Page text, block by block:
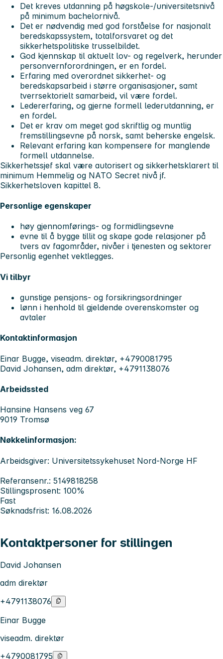
Det kreves utdanning på høgskole-/universitetsnivå
på minimum bachelornivå.
Det er nødvendig med god forståelse for nasjonalt
beredskapssystem, totalforsvaret og det
sikkerhetspolitiske trusselbildet.
God kjennskap til aktuelt lov- og regelverk, herunder
personvernforordningen, er en fordel.
Erfaring med overordnet sikkerhet- og
beredskapsarbeid i større organisasjoner, samt
tverrsektorielt samarbeid, vil være fordel.
Ledererfaring, og gjerne formell lederutdanning, er
en fordel.
Det er krav om meget god skriftlig og muntlig
fremstillingsevne på norsk, samt beherske engelsk.
Relevant erfaring kan kompensere for manglende
formell utdannelse.
Sikkerhetssjef skal være autorisert og sikkerhetsklarert til
minimum Hemmelig og NATO Secret nivå jf.
Sikkerhetsloven kapittel 8.
Personlige egenskaper
høy gjennomførings- og formidlingsevne
evne til å bygge tillit og skape gode relasjoner på
tvers av fagområder, nivåer i tjenesten og sektorer
Personlig egenhet vektlegges.
Vi tilbyr
gunstige pensjons- og forsikringsordninger
lønn i henhold til gjeldende overenskomster og
avtaler
Kontaktinformasjon
Einar Bugge, viseadm. direktør, +4790081795
David Johansen, adm direktør, +4791138076
Arbeidssted
Hansine Hansens veg 67
9019 Tromsø
Nøkkelinformasjon:
Arbeidsgiver: Universitetssykehuset Nord-Norge HF
Referansenr.: 5149818258
Stillingsprosent: 100%
Fast
Søknadsfrist: 16.08.2026
Kontaktpersoner for stillingen
David Johansen
adm direktør
+4791138076
Einar Bugge
viseadm. direktør
+4790081795